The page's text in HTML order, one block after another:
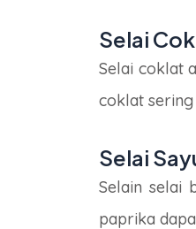
Selai
Selai coklat
coklat
Selai
Selain selai
paprika